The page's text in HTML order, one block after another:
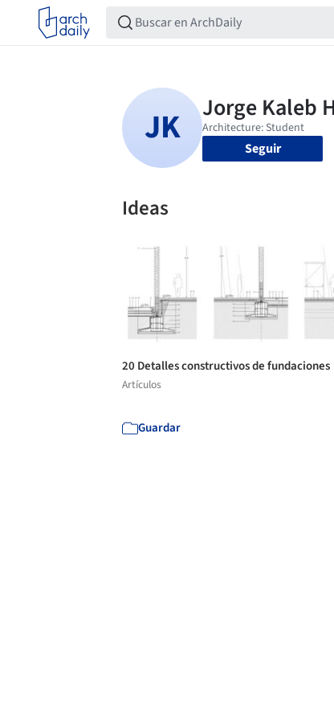
Seguir
Ideas
20 Detalles constructivos de fundaciones
Artículos
Guardar